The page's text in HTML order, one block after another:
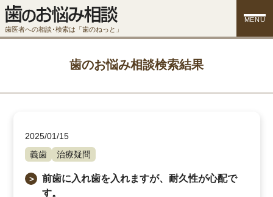
歯医者への相談･検索は「歯のねっと」
MENU
歯のお悩み相談検索結果
2025/01/15
義歯
治療疑問
＞
前歯に入れ歯を入れますが、耐久性が心配で
す。